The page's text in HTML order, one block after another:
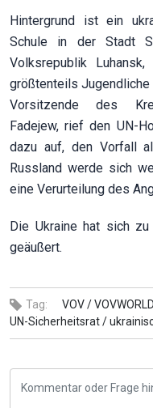
Hintergrund ist ein
Schule in der Stadt
Volksrepublik
größtenteils
Vorsitzende des
Fadejew, rief den UN-
dazu auf, den Vorfall
Russland werde sich
eine Verurteilung des
Die Ukraine hat sich
geäußert.
Tag: VOV /
UN-Sicherheitsrat /